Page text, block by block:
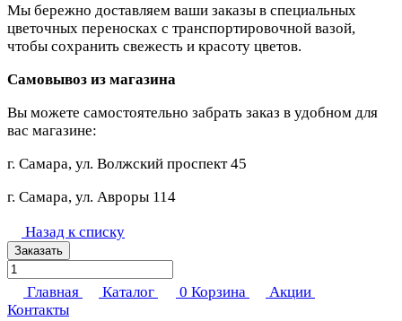
Мы бережно доставляем ваши заказы в специальных
цветочных переносках с транспортировочной вазой,
чтобы сохранить свежесть и красоту цветов.
Самовывоз из магазина
Вы можете самостоятельно забрать заказ в удобном для
вас магазине:
г. Самара, ул. Волжский проспект 45
г. Самара, ул. Авроры 114
Назад к списку
Заказать
Главная Каталог 0 Корзина
Акции
Контакты